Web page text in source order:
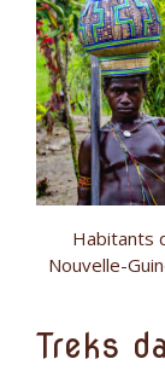
Habitants
Nouvelle-
Treks